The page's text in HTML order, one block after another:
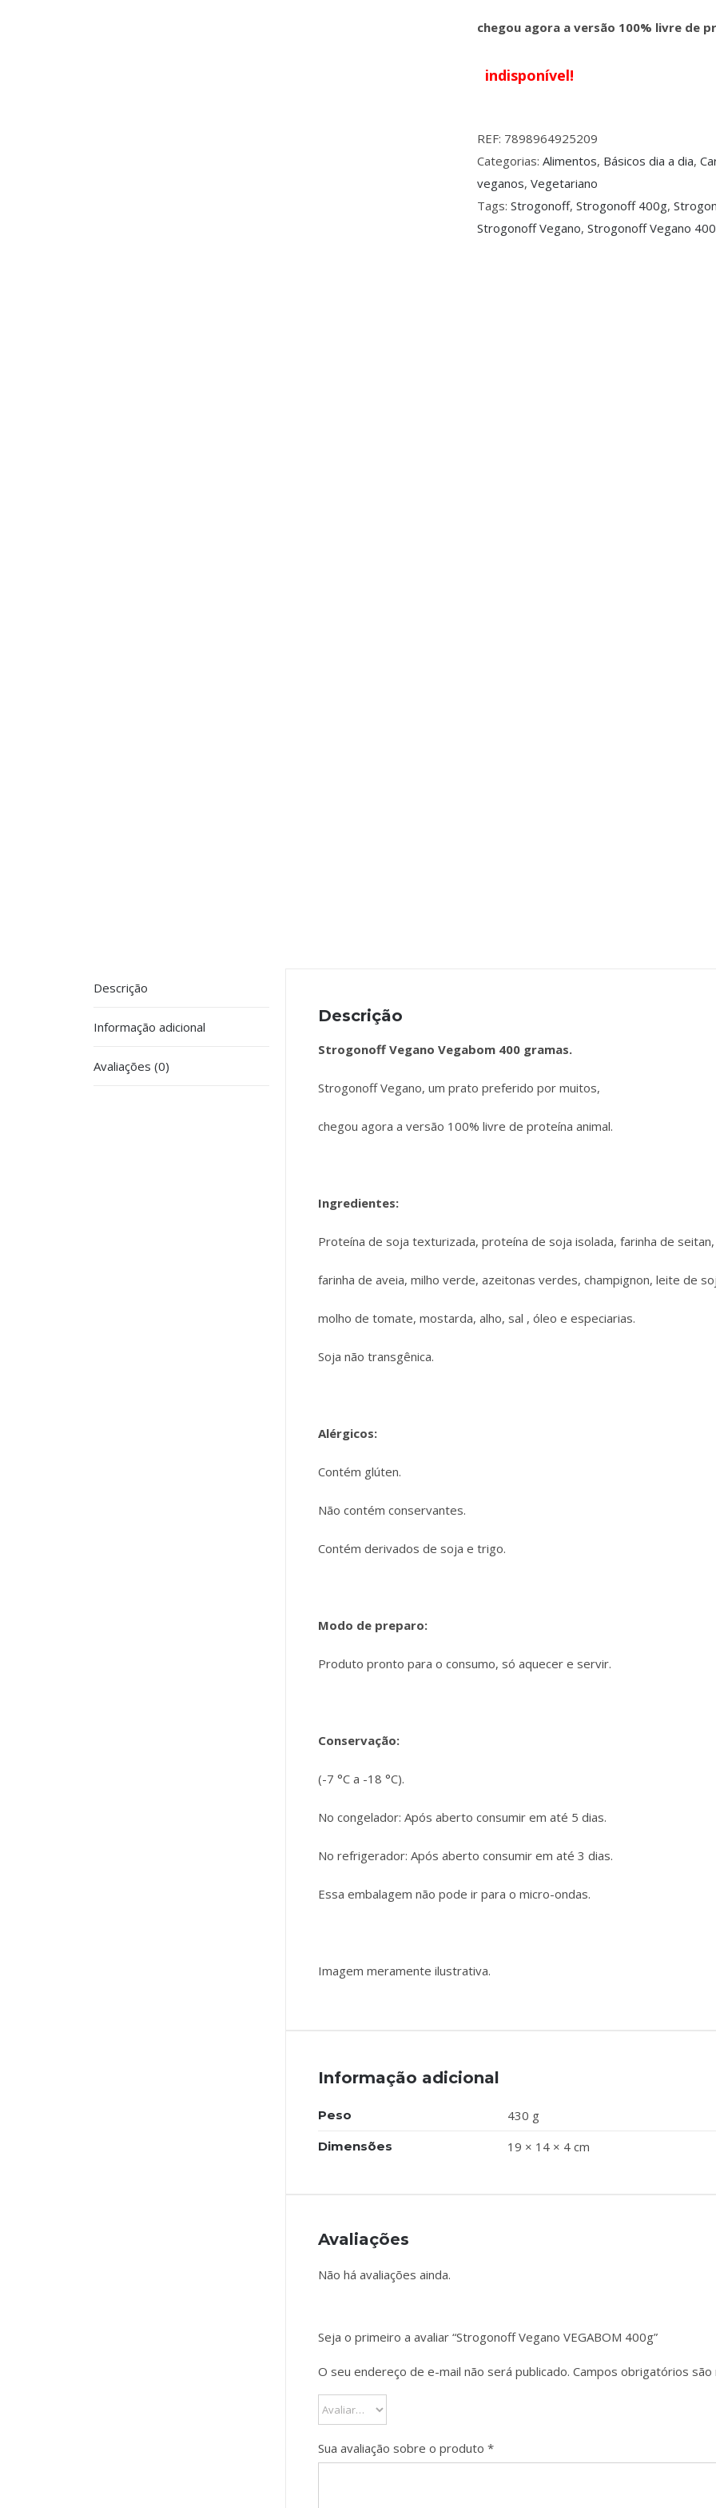
chegou agora a versão 100% livre de
indisponível!
REF: 7898964925209
Categorias: Alimentos, Básicos dia a dia,
veganos, Vegetariano
Tags: Strogonoff, Strogonoff 400g,
Strogonoff Vegano, Strogonoff Vegano
Descrição
Informação adicional
Avaliações (0)
Descrição
Strogonoff Vegano Vegabom 400 gramas.
Strogonoff Vegano, um prato preferido por muitos,
chegou agora a versão 100% livre de proteína animal.
Ingredientes:
Proteína de soja texturizada, proteína de soja isolada, farinha de seitan,
farinha de aveia, milho verde, azeitonas verdes, champignon, leite de
molho de tomate, mostarda, alho, sal , óleo e especiarias.
Soja não transgênica.
Alérgicos:
Contém glúten.
Não contém conservantes.
Contém derivados de soja e trigo.
Modo de preparo:
Produto pronto para o consumo, só aquecer e servir.
Conservação:
(-7 °C a -18 °C).
No congelador: Após aberto consumir em até 5 dias.
No refrigerador: Após aberto consumir em até 3 dias.
Essa embalagem não pode ir para o micro-ondas.
Imagem meramente ilustrativa.
Informação adicional
Peso 430 g
Dimensões 19 × 14 × 4 cm
Avaliações
Não há avaliações ainda.
Seja o primeiro a avaliar “Strogonoff Vegano VEGABOM 400g”
O seu endereço de e-mail não será publicado. Campos obrigatórios
Sua avaliação sobre o produto *